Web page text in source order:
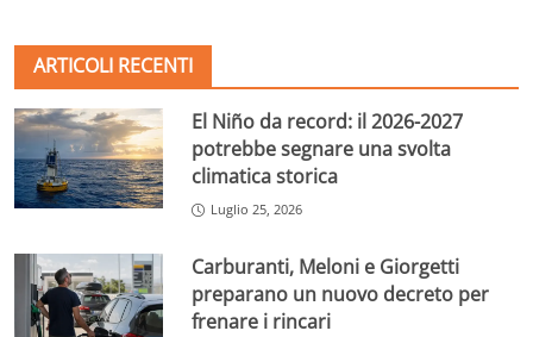
ARTICOLI RECENTI
El Niño da record: il 2026-2027
potrebbe segnare una svolta
climatica storica
Luglio 25, 2026
Carburanti, Meloni e Giorgetti
preparano un nuovo decreto per
frenare i rincari